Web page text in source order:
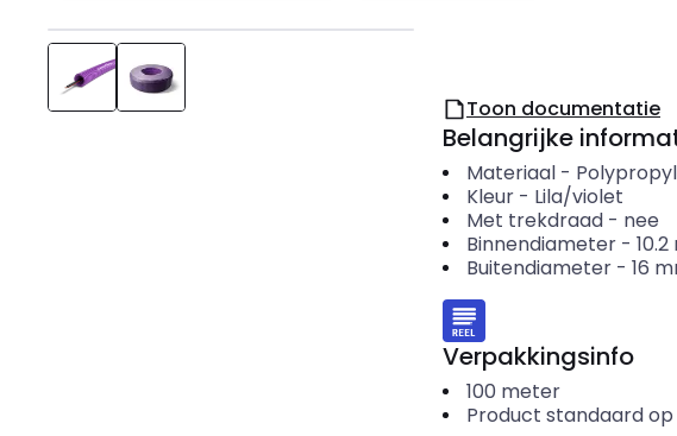
Toon documentatie
Belangrijke
Materiaal-
Kleur- Lila/violet
Met trekdraad- nee
Binnendiameter- 10.2
Buitendiameter- 16
Verpakkingsinfo
100 meter
Product standaard